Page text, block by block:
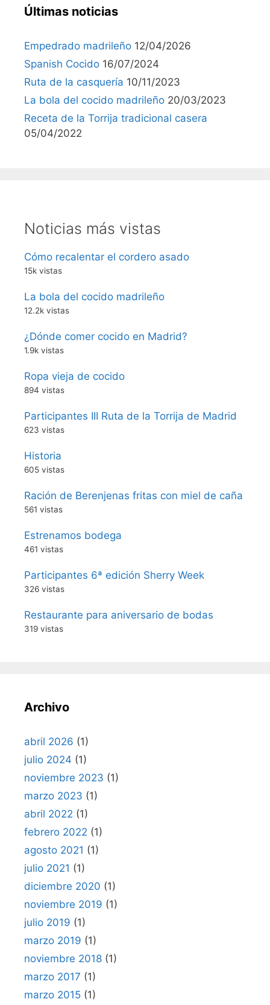
Últimas noticias
Empedrado madrileño 12/04/2026
Spanish Cocido 16/07/2024
Ruta de la casquería 10/11/2023
La bola del cocido madrileño 20/03/2023
Receta de la Torrija tradicional casera
05/04/2022
Noticias más vistas
Cómo recalentar el cordero asado
15k vistas
La bola del cocido madrileño
12.2k vistas
¿Dónde comer cocido en Madrid?
1.9k vistas
Ropa vieja de cocido
894 vistas
Participantes III Ruta de la Torrija de Madrid
623 vistas
Historia
605 vistas
Ración de Berenjenas fritas con miel de caña
561 vistas
Estrenamos bodega
461 vistas
Participantes 6ª edición Sherry Week
326 vistas
Restaurante para aniversario de bodas
319 vistas
Archivo
abril 2026 (1)
julio 2024 (1)
noviembre 2023 (1)
marzo 2023 (1)
abril 2022 (1)
febrero 2022 (1)
agosto 2021 (1)
julio 2021 (1)
diciembre 2020 (1)
noviembre 2019 (1)
julio 2019 (1)
marzo 2019 (1)
noviembre 2018 (1)
marzo 2017 (1)
marzo 2015 (1)